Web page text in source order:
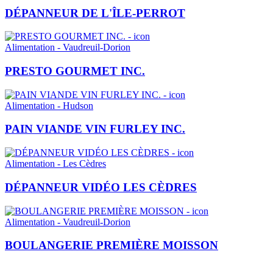
DÉPANNEUR DE L'ÎLE-PERROT
Alimentation - Vaudreuil-Dorion
PRESTO GOURMET INC.
Alimentation - Hudson
PAIN VIANDE VIN FURLEY INC.
Alimentation - Les Cèdres
DÉPANNEUR VIDÉO LES CÈDRES
Alimentation - Vaudreuil-Dorion
BOULANGERIE PREMIÈRE MOISSON